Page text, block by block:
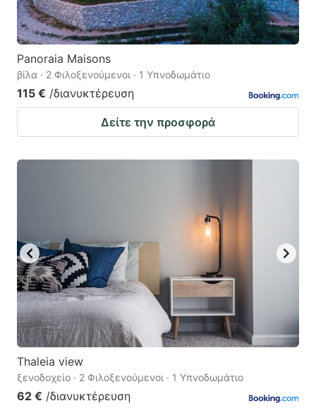
Panoraia Maisons
βίλα · 2 Φιλοξενούμενοι · 1 Υπνοδωμάτιο
115 € /διανυκτέρευση
Δείτε την προσφορά
Thaleia view
ξενοδοχείο · 2 Φιλοξενούμενοι · 1 Υπνοδωμάτιο
62 € /διανυκτέρευση